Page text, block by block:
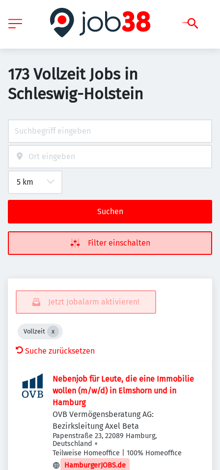
173 Vollzeit Jobs in
Schleswig-Holstein
Suchen
Filter einschalten
Jetzt Jobalarm aktivieren!
Vollzeit
Suche zurücksetzen
Nebenjob für Leute, die eine Immobilie
wollen (m/w/d) in Elmshorn und in
Hamburg
OVB Vermögensberatung AG:
Bezirksleitung Axel Beta
Papenstraße 23, 22089 Hamburg,
Deutschland +
Teilweise Homeoffice | 100% Homeoffice
HamburgerJOBS.de